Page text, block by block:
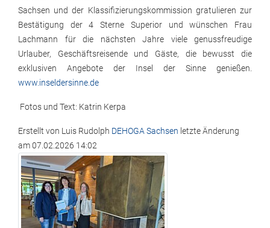
Sachsen und der Klassifizierungskommission gratulieren zur
Bestätigung der 4 Sterne Superior und wünschen Frau
Lachmann für die nächsten Jahre viele genussfreudige
Urlauber, Geschäftsreisende und Gäste, die bewusst die
exklusiven Angebote der Insel der Sinne genießen.
www.inseldersinne.de
Fotos und Text: Katrin Kerpa
Erstellt von Luis Rudolph DEHOGA Sachsen letzte Änderung
am07.02.2026 14:02